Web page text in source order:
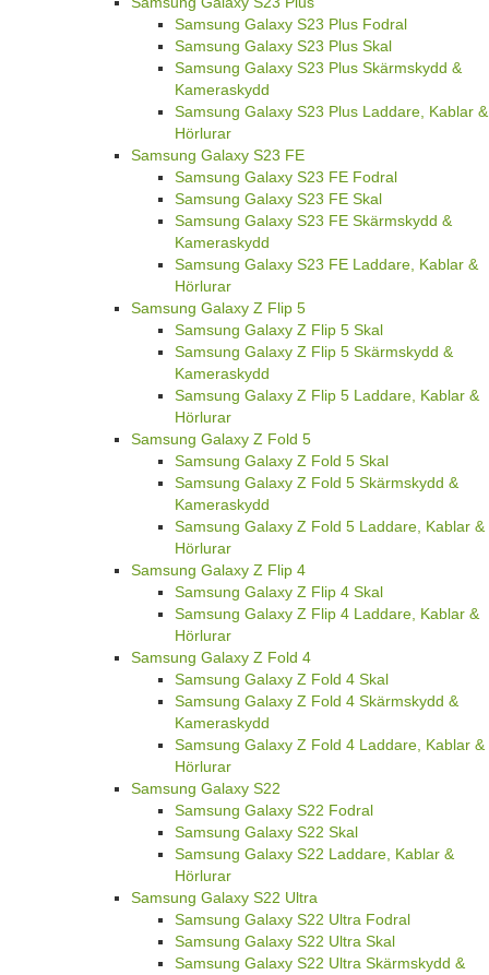
Samsung Galaxy S23 Plus Fodral
Samsung Galaxy S23 Plus Skal
Samsung Galaxy S23 Plus Skärmskydd &
Kameraskydd
Samsung Galaxy S23 Plus Laddare, Kablar &
Hörlurar
Samsung Galaxy S23 FE
Samsung Galaxy S23 FE Fodral
Samsung Galaxy S23 FE Skal
Samsung Galaxy S23 FE Skärmskydd &
Kameraskydd
Samsung Galaxy S23 FE Laddare, Kablar &
Hörlurar
Samsung Galaxy Z Flip 5
Samsung Galaxy Z Flip 5 Skal
Samsung Galaxy Z Flip 5 Skärmskydd &
Kameraskydd
Samsung Galaxy Z Flip 5 Laddare, Kablar &
Hörlurar
Samsung Galaxy Z Fold 5
Samsung Galaxy Z Fold 5 Skal
Samsung Galaxy Z Fold 5 Skärmskydd &
Kameraskydd
Samsung Galaxy Z Fold 5 Laddare, Kablar &
Hörlurar
Samsung Galaxy Z Flip 4
Samsung Galaxy Z Flip 4 Skal
Samsung Galaxy Z Flip 4 Laddare, Kablar &
Hörlurar
Samsung Galaxy Z Fold 4
Samsung Galaxy Z Fold 4 Skal
Samsung Galaxy Z Fold 4 Skärmskydd &
Kameraskydd
Samsung Galaxy Z Fold 4 Laddare, Kablar &
Hörlurar
Samsung Galaxy S22
Samsung Galaxy S22 Fodral
Samsung Galaxy S22 Skal
Samsung Galaxy S22 Laddare, Kablar &
Hörlurar
Samsung Galaxy S22 Ultra
Samsung Galaxy S22 Ultra Fodral
Samsung Galaxy S22 Ultra Skal
Samsung Galaxy S22 Ultra Skärmskydd &